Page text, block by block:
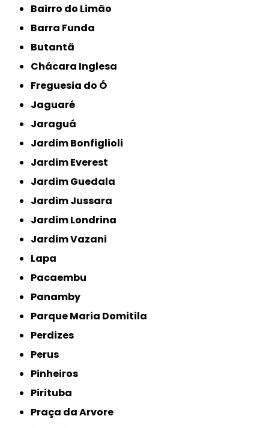
Bairro do Limão
Barra Funda
Butantã
Chácara Inglesa
Freguesia do Ó
Jaguaré
Jaraguá
Jardim Bonfiglioli
Jardim Everest
Jardim Guedala
Jardim Jussara
Jardim Londrina
Jardim Vazani
Lapa
Pacaembu
Panamby
Parque Maria Domitila
Perdizes
Perus
Pinheiros
Pirituba
Praça da Arvore